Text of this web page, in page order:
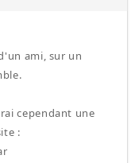
ami, sur un
cependant une
: